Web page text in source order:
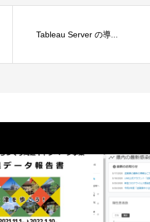
Tableau Server の導...